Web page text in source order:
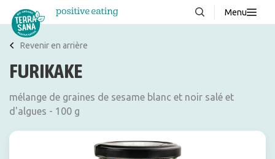
Menu
À propos de nous
Blog
FAQ
Revenir en arrière
FURIKAKE
mélange de graines de sesame blanc et noir salé et
d'algues - 100 g